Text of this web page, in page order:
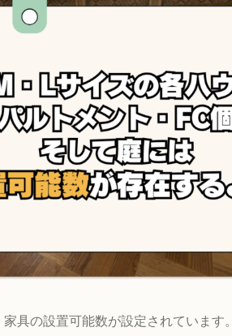
具の設置可能数が設定されています。